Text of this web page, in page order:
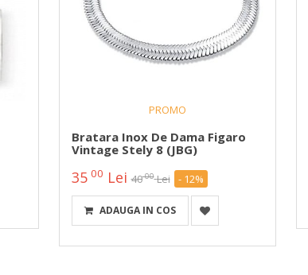
PROMO
Bratara Inox De Dama Figaro
Vintage Stely 8 (JBG)
35 00 Lei 4000 Lei - 12%
ADAUGA IN COS